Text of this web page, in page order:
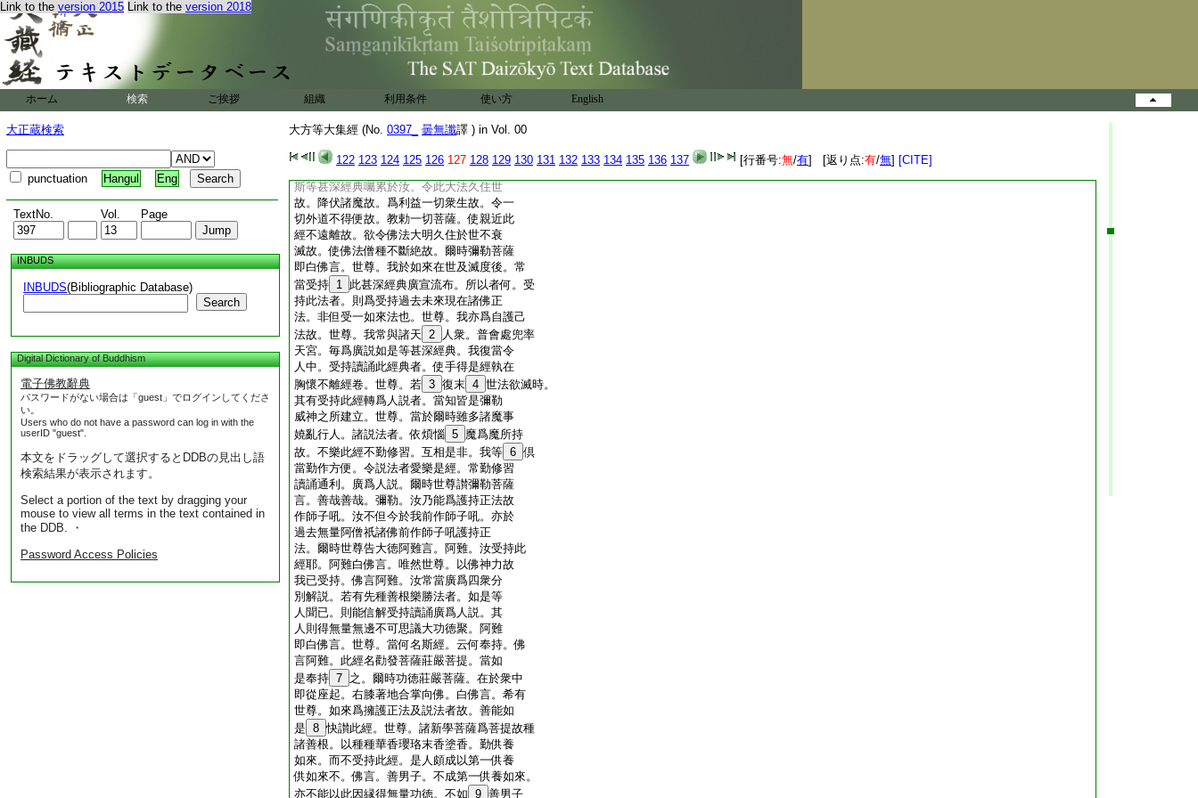
Link to the version 2015 Link to the version 2018
ホーム 検索 ご挨拶 組織 利用条件 使い方 English
大正蔵検索
punctuation Hangul Eng
TextNo. Vol. Page
INBUDS
INBUDS(Bibliographic Database)
Search
Digital Dictionary of Buddhism
電子佛教辭典
パスワードがない場合は「guest」でログインしてくださ
い。
Users who do not have a password can log in with the
userID "guest".
本文をドラッグして選択するとDDBの見出し語
検索結果が表示されます。
Select a portion of the text by dragging your
mouse to view all terms in the text contained in
the DDB. ・
Password Access Policies
大方等大集經 (No. 0397_ 曇無讖譯 ) in Vol. 00
122 123 124 125 126 127 128 129 130 131 132 133 134 135 136 137 [行番号:無/有] [返り点:有/無] [CITE]
汝等起禪 30 樂 來護持法者
諸世界世尊 皆悉共受持
爾時梵自在天王即從座起。讃彼釋梵護世
諸天言。善哉善哉。汝等乃能爲護正法持法
説法者故。發大莊嚴。汝等正應如是。甚得
其宜隨如來法律。住世久近。於爾所時中。當
有識別正行法行。於爾所時中諸天世人。甚
當熾盛充滿宮宅。此法滅後。諸天世人轉當
減少宮宅空荒
爾時世尊告彌勒菩薩言。彌勒。汝受持此甚
斯等甚深經典囑累於汝。令此大法久住世
故。降伏諸魔故。爲利益一切衆生故。令一
切外道不得便故。教勅一切菩薩。使親近此
經不遠離故。欲令佛法大明久住於世不衰
滅故。使佛法僧種不斷絶故。爾時彌勒菩薩
即白佛言。世尊。我於如來在世及滅度後。常
當受持 1 此甚深經典廣宣流布。所以者何。受
持此法者。則爲受持過去未來現在諸佛正
法。非但受一如來法也。世尊。我亦爲自護己
法故。世尊。我常與諸天 2
人衆。普會處兜率
天宮。毎爲廣説如是等甚深經典。我復當令
人中。受持讀誦此經典者。使手得是經執在
胸懷不離經卷。世尊。若 3 復末 4 世法欲滅時。
其有受持此經轉爲人説者。當知皆是彌勒
威神之所建立。世尊。當於爾時雖多諸魔事
嬈亂行人。諸説法者。依煩惱 5 魔爲魔所持
故。不樂此經不勤修習。互相是非。我等 6 倶
當勤作方便。令説法者愛樂是經。常勤修習
讀誦通利。廣爲人説。爾時世尊讃彌勒菩薩
言。善哉善哉。彌勒。汝乃能爲護持正法故
作師子吼。汝不但今於我前作師子吼。亦於
過去無量阿僧祇諸佛前作師子吼護持正
法。爾時世尊告大徳阿難言。阿難。汝受持此
經耶。阿難白佛言。唯然世尊。以佛神力故
我已受持。佛言阿難。汝常當廣爲四衆分
別解説。若有先種善根樂勝法者。如是等
人聞已。則能信解受持讀誦廣爲人説。其
人則得無量無邊不可思議大功徳聚。阿難
即白佛言。世尊。當何名斯經。云何奉持。佛
言阿難。此經名勸發菩薩莊嚴菩提。當如
是奉持 7 之。爾時功徳莊嚴菩薩。在於衆中
即從座起。右膝著地合掌向佛。白佛言。希有
世尊。如來爲擁護正法及説法者故。善能如
是 8 快讃此經。世尊。諸新學菩薩爲菩提故種
諸善根。以種種華香瓔珞末香塗香。勤供養
如來。而不受持此經。是人頗成以第一供養
供如來不。佛言。善男子。不成第一供養如來。
亦不能以此因縁得無量功徳。不如 9 善男子